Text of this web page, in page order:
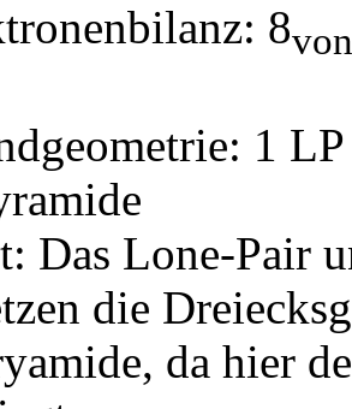
8
1
Das Lone-Pair
die
da hier